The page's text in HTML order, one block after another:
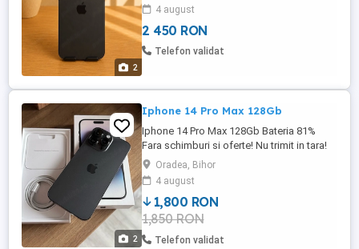
2
4 august
2 450 RON
Telefon validat
2
Iphone 14 Pro Max 128Gb
Iphone 14 Pro Max 128Gb Bateria 81%
Fara schimburi si oferte! Nu trimit in tara!
Oradea, Bihor
4 august
1,800 RON
1,850 RON
Telefon validat